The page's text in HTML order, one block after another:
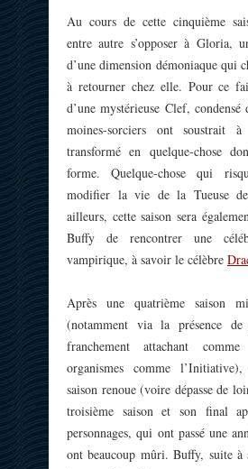
Au cours de cette cinquième
entre autre s’opposer à Gloria,
d’une dimension démoniaque qui
à retourner chez elle. Pour ce
d’une mystérieuse Clef, condensé
moines-sorciers ont soustrait
transformé en quelque-chose
forme. Quelque-chose qui
modifier la vie de la Tueuse
ailleurs, cette saison sera
Buffy de rencontrer une
vampirique, à savoir le célèbre
Après une quatrième saison
(notamment via la présence de
franchement attachant
organismes comme
saison renoue (voire dépasse de
troisième saison et son final
personnages, qui ont passé une
ont beaucoup mûri. Buffy, suite à